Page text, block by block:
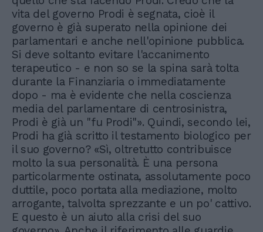
vita del governo Prodi è segnata, cioè il
governo è già superato nella opinione dei
parlamentari e anche nell'opinione pubblica.
Si deve soltanto evitare l'accanimento
terapeutico - e non so se la spina sarà tolta
durante la Finanziaria o immediatamente
dopo - ma è evidente che nella coscienza
media del parlamentare di centrosinistra,
Prodi è già un "fu Prodi"». Quindi, secondo lei,
Prodi ha già scritto il testamento biologico per
il suo governo? «Sì, oltretutto contribuisce
molto la sua personalità. È una persona
particolarmente ostinata, assolutamente poco
duttile, poco portata alla mediazione, molto
arrogante, talvolta sprezzante e un po' cattivo.
E questo è un aiuto alla crisi del suo